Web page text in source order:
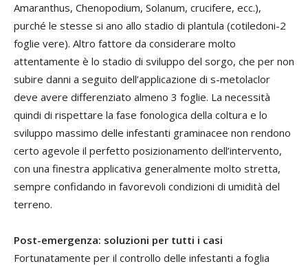
Amaranthus, Chenopodium, Solanum, crucifere, ecc.),
purché le stesse si ano allo stadio di plantula (cotiledoni-2
foglie vere). Altro fattore da considerare molto
attentamente è lo stadio di sviluppo del sorgo, che per non
subire danni a seguito dell’applicazione di s-metolaclor
deve avere differenziato almeno 3 foglie. La necessità
quindi di rispettare la fase fonologica della coltura e lo
sviluppo massimo delle infestanti graminacee non rendono
certo agevole il perfetto posizionamento dell’intervento,
con una finestra applicativa generalmente molto stretta,
sempre confidando in favorevoli condizioni di umidità del
terreno.
Post-emergenza: soluzioni per tutti i casi
Fortunatamente per il controllo delle infestanti a foglia